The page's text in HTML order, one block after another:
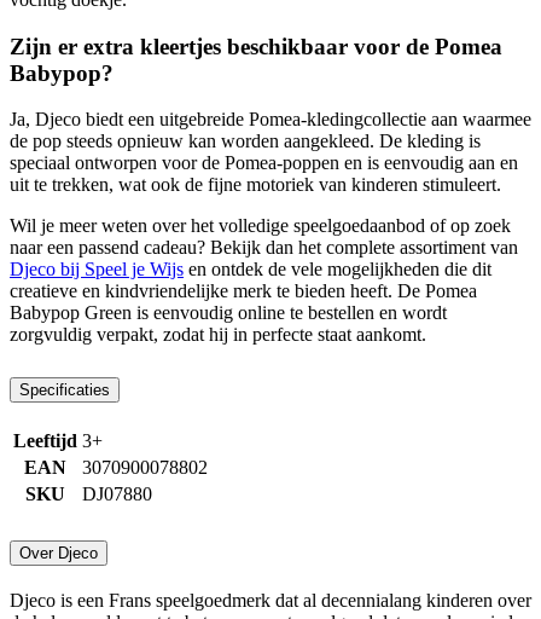
Zijn er extra kleertjes beschikbaar voor de Pomea
Babypop?
Ja, Djeco biedt een uitgebreide Pomea-kledingcollectie aan waarmee
de pop steeds opnieuw kan worden aangekleed. De kleding is
speciaal ontworpen voor de Pomea-poppen en is eenvoudig aan en
uit te trekken, wat ook de fijne motoriek van kinderen stimuleert.
Wil je meer weten over het volledige speelgoedaanbod of op zoek
naar een passend cadeau? Bekijk dan het complete assortiment van
Djeco bij Speel je Wijs en ontdek de vele mogelijkheden die dit
creatieve en kindvriendelijke merk te bieden heeft. De Pomea
Babypop Green is eenvoudig online te bestellen en wordt
zorgvuldig verpakt, zodat hij in perfecte staat aankomt.
Specificaties
Leeftijd 3+
EAN
3070900078802
SKU
DJ07880
Over Djeco
Djeco is een Frans speelgoedmerk dat al decennialang kinderen over